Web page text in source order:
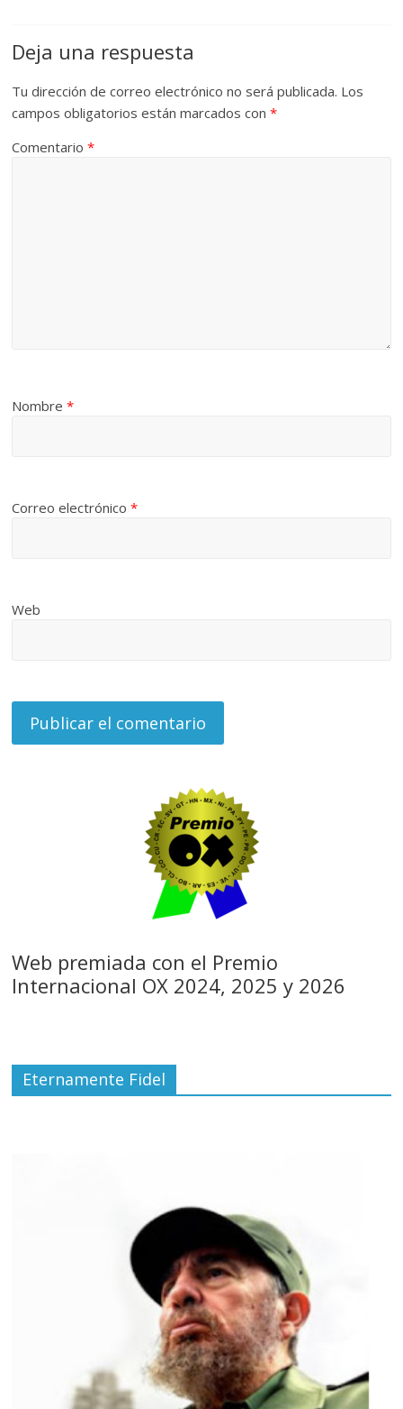
Deja una respuesta
Tu dirección de correo electrónico no será publicada. Los
campos obligatorios están marcados con*
Comentario*
Nombre*
Correo electrónico*
Web
Web premiada con el Premio
Internacional OX 2024, 2025 y 2026
Eternamente Fidel